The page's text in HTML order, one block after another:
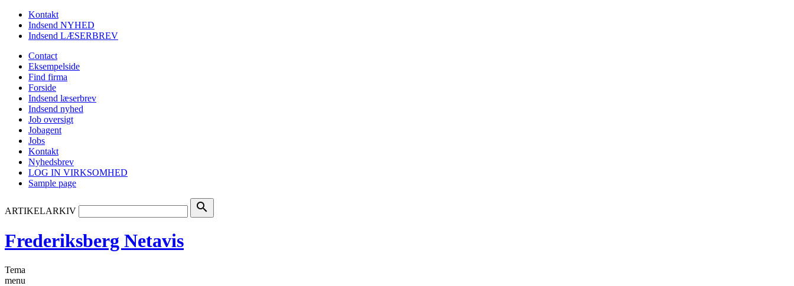
Kontakt
Indsend NYHED
Indsend LÆSERBREV
Contact
Eksempelside
Find firma
Forside
Indsend læserbrev
Indsend nyhed
Job oversigt
Jobagent
Jobs
Kontakt
Nyhedsbrev
LOG IN VIRKSOMHED
Sample page
ARTIKELARKIV search
Frederiksberg Netavis
Tema
menu